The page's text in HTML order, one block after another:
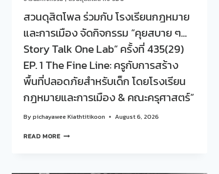
สวนดุสิตโพล ร่วมกับ โรงเรียนกฎหมาย
และการเมือง จัดกิจกรรม “คุยสบาย ๆ…
Story Talk One Lab“ ครั้งที่ 435(29)
EP. 1 The Fine Line: ครูกับการสร้าง
พื้นที่ปลอดภัยสำหรับเด็ก โดยโรงเรียน
กฎหมายและการเมือง & คณะครุศาสตร์”
Bypichayawee Kiathtitikoon August 6, 2026
READ MOREสวน